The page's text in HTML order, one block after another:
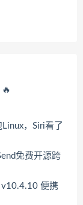
，Siri看了
免费开源跨
便携